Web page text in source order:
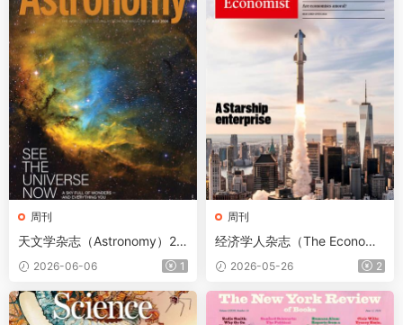
周刊
天文学杂志（Astronomy）20
26年7月
2026-06-06 1
周刊
经济学人杂志（The Economis
t）2026年5月23日（PDF版
+音频+Kindle版）
2026-05-26 2